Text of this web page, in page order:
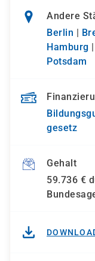
Andere
Berlin |
Hamburg |
Potsdam
gesetz
Gehalt
59.736 €